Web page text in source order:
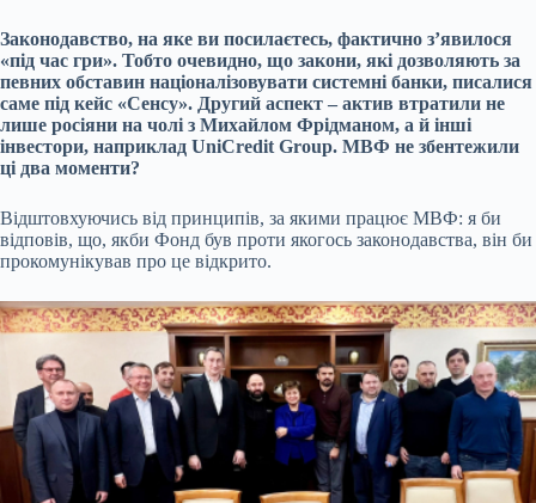
Законодавство, на яке ви посилаєтесь, фактично зʼявилося
«під час гри». Тобто очевидно, що закони, які дозволяють за
певних обставин націоналізовувати системні банки, писалися
саме під кейс «Сенсу». Другий аспект – актив втратили не
лише росіяни на чолі з Михайлом Фрідманом, а й інші
інвестори, наприклад UniCredit Group. МВФ не збентежили
ці два моменти?
Відштовхуючись від принципів, за якими працює МВФ: я би
відповів, що, якби Фонд був проти якогось законодавства, він би
прокомунікував про це відкрито.